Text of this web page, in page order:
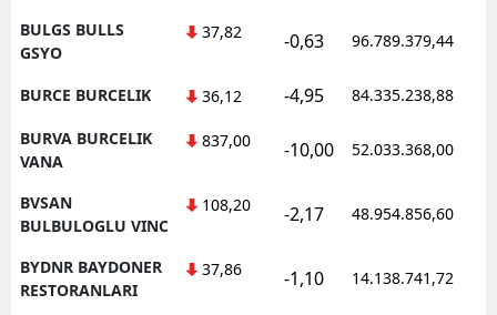
BULGS BULLS
GSYO
37,82 -0,63 96.789.379,44
BURCE BURCELIK 36,12 -4,95 84.335.238,88
BURVA BURCELIK
VANA
837,00 -10,00 52.033.368,00
BVSAN
BULBULOGLU VINC
108,20 -2,17 48.954.856,60
BYDNR BAYDONER
RESTORANLARI
37,86 -1,10 14.138.741,72